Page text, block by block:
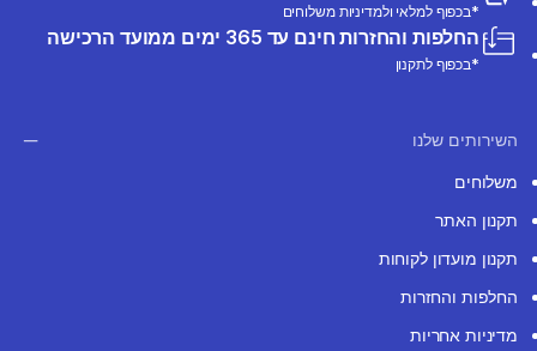
*בכפוף למלאי ולמדיניות משלוחים
החלפות והחזרות חינם עד 365 ימים ממועד הרכישה
*בכפוף לתקנון
השירותים שלנו
משלוחים
תקנון האתר
תקנון מועדון לקוחות
החלפות והחזרות
מדיניות אחריות